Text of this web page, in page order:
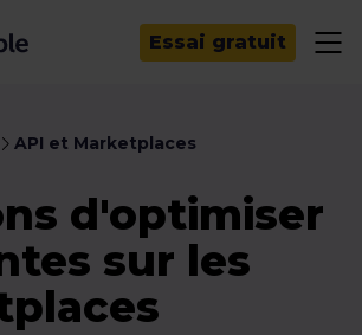
Essai gratuit
API et Marketplaces
d'optimiser
sur les